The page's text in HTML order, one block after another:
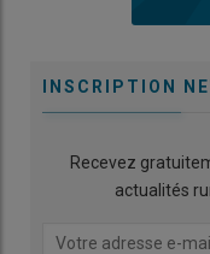
INSCRIPTION
Recevez
actualités